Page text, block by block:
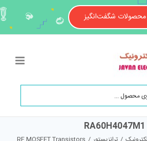
محصولات شگفت‌انگیز
RA60H4047M1